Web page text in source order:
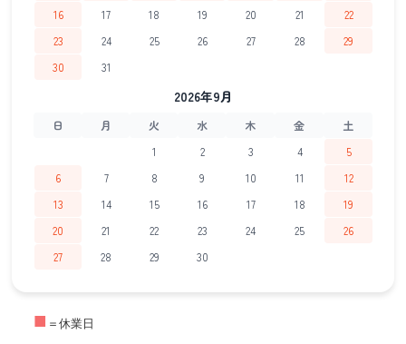
16
17 18 19 20 21
22
23
24 25 26 27 28
29
30
31
2026年9月
日 月 火 水 木 金
土
1
2 3 4
5
6
7 8 9 10 11
12
13
14 15 16 17 18
19
20
21 22 23 24 25
26
27
28 29 30
■ ＝休業日